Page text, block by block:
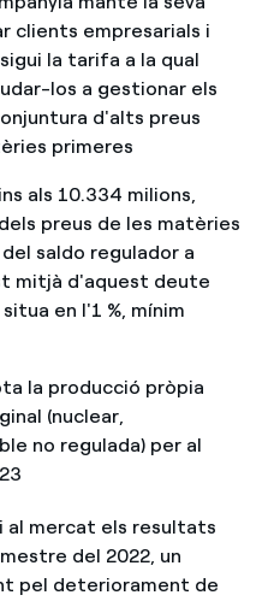
clients empresarials i
la tarifa a la qual
los a gestionar els
d'alts preus
primeres
als 10.334 milions,
preus de les matèries
saldo regulador a
mitjà d'aquest deute
en l'1 %, mínim
la producció pròpia
(nuclear,
no regulada) per al
al mercat els resultats
del 2022, un
pel deteriorament de